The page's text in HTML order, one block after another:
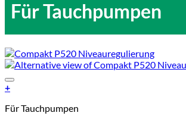
Für Tauchpumpen
+
Für Tauchpumpen